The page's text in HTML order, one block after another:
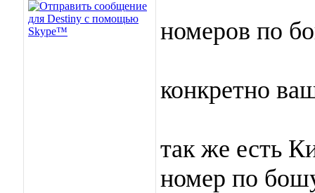
номеров по
конкретно
так же есть
номер по